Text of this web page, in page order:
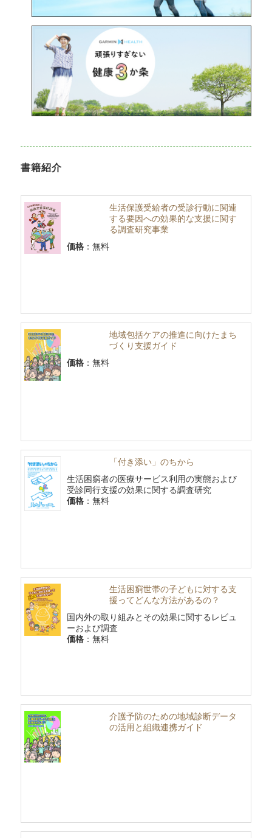
書籍紹介
生活保護受給者の受診行動に関連
する要因への効果的な支援に関す
る調査研究事業
価格 ：無料
地域包括ケアの推進に向けたまち
づくり支援ガイド
価格 ：無料
「付き添い」のちから
生活困窮者の医療サービス利用の実態および
受診同行支援の効果に関する調査研究
価格 ：無料
生活困窮世帯の子どもに対する支
援ってどんな方法があるの？
国内外の取り組みとその効果に関するレビュ
ーおよび調査
価格 ：無料
介護予防のための地域診断データ
の活用と組織連携ガイド